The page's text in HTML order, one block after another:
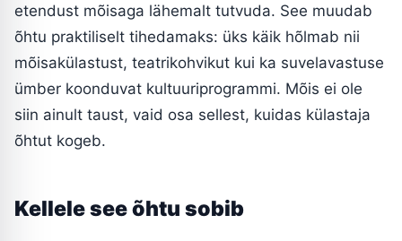
etendust mõisaga lähemalt tutvuda. See muudab
õhtu praktiliselt tihedamaks: üks käik hõlmab nii
mõisakülastust, teatrikohvikut kui ka suvelavastuse
ümber koonduvat kultuuriprogrammi. Mõis ei ole
siin ainult taust, vaid osa sellest, kuidas külastaja
õhtut kogeb.
Kellele see õhtu sobib